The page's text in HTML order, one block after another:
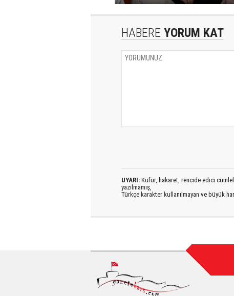
HABERE YORUM KAT
UYARI: Küfür, hakaret, rencide edici
yazılmamış,
Türkçe karakter kullanılmayan ve büyük